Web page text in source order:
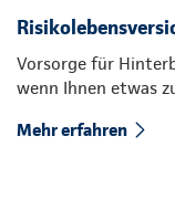
Vorsorge für
wenn Ihnen etwas
Mehr erfahren